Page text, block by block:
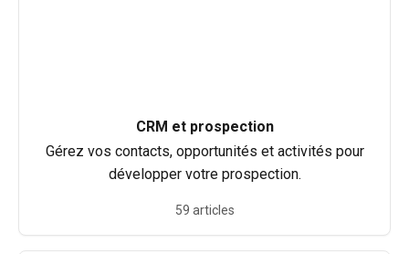
CRM et prospection
Gérez vos contacts, opportunités et activités pour
développer votre prospection.
59 articles